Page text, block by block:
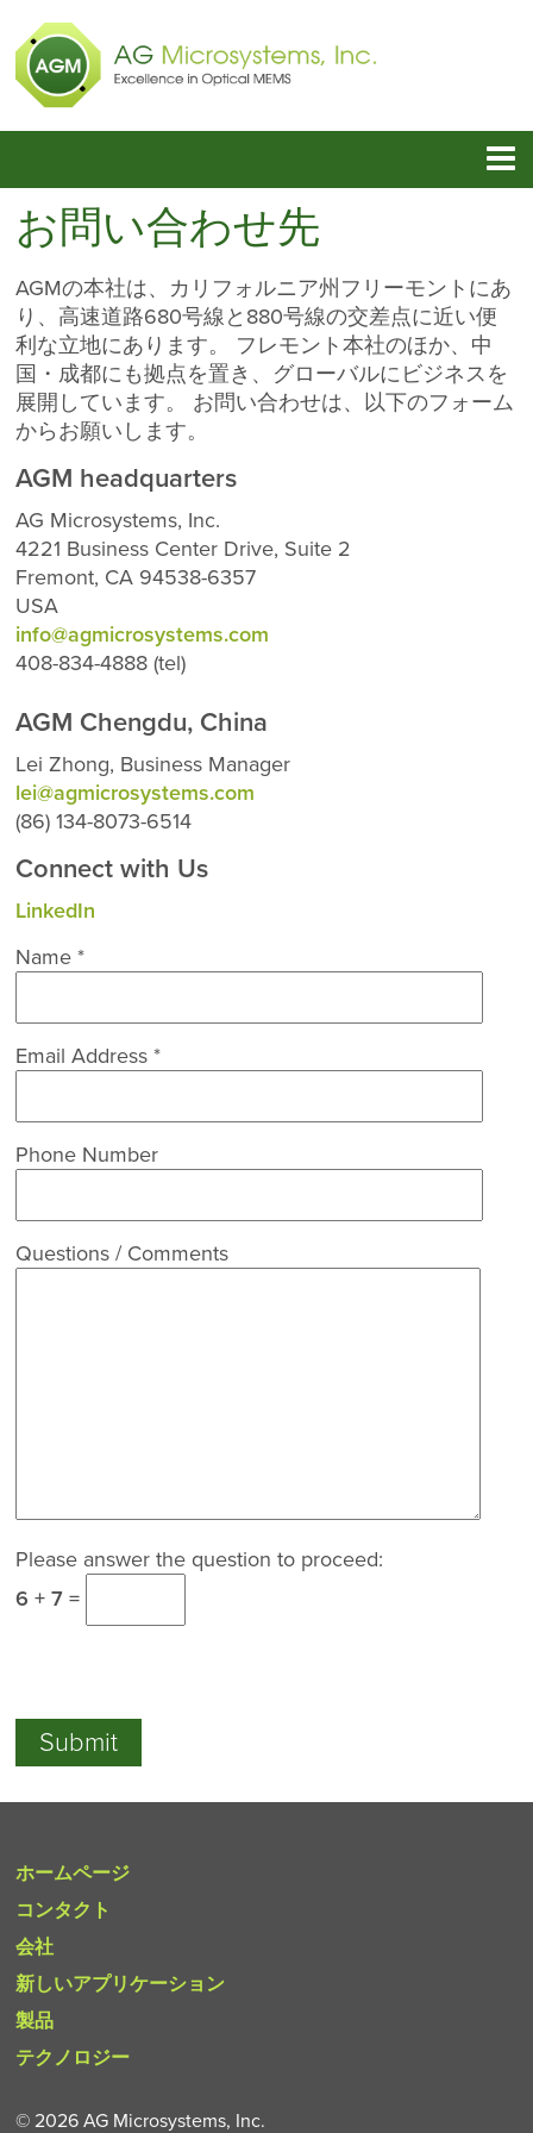
お問い合わせ先
AGMの本社は、カリフォルニア州フリーモントにあ
り、高速道路680号線と880号線の交差点に近い便
利な立地にあります。 フレモント本社のほか、中
国・成都にも拠点を置き、グローバルにビジネスを
展開しています。 お問い合わせは、以下のフォーム
からお願いします。
AGM headquarters
AG Microsystems, Inc.
4221 Business Center Drive, Suite 2
Fremont, CA 94538-6357
USA
info@agmicrosystems.com
408-834-4888 (tel)
AGM Chengdu, China
Lei Zhong, Business Manager
lei@agmicrosystems.com
(86) 134-8073-6514
Connect with Us
LinkedIn
Name *
Email Address *
Phone Number
Questions / Comments
Please answer the question to proceed:
6 + 7 =
ホームページ
コンタクト
会社
新しいアプリケーション
製品
テクノロジー
© 2026 AG Microsystems, Inc.